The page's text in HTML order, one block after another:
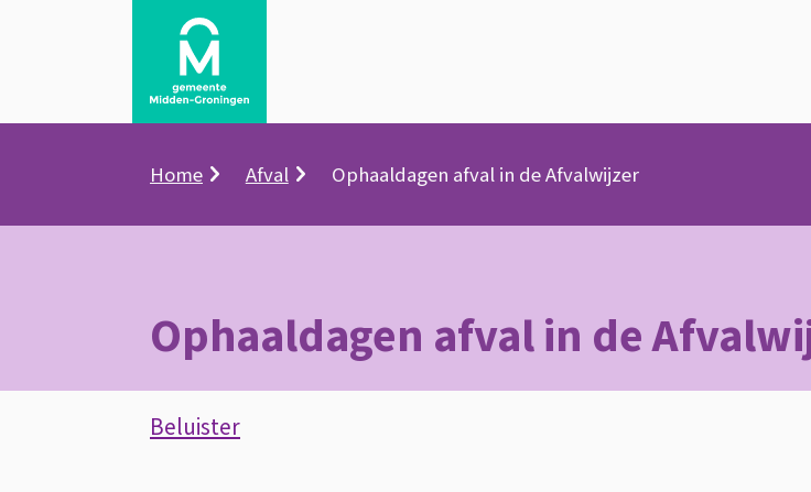
Kruimelpad
Home Afval Ophaaldagen afval in de Afvalwijzer
Ophaaldagen afval in de
Assistentie
Beluister